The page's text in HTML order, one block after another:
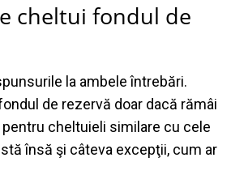
cheltui fondul de
la ambele întrebări.
de rezervă doar dacă rămâi
cheltuieli similare cu cele
însă şi câteva excepţii, cum ar